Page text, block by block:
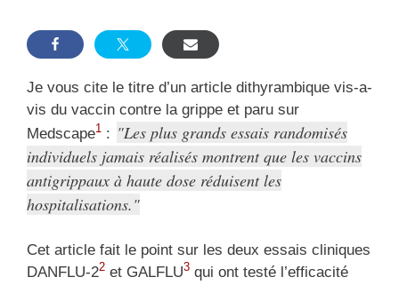
Je vous cite le titre d’un article dithyrambique vis-a-
vis du vaccin contre la grippe et paru sur
Medscape1 :
Les plus grands essais randomisés
individuels jamais réalisés montrent que les vaccins
antigrippaux à haute dose réduisent les
hospitalisations.
Cet article fait le point sur les deux essais cliniques
DANFLU-22 et GALFLU3 qui ont testé l’efficacité